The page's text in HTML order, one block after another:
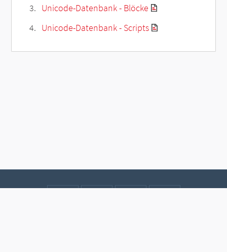
Unicode-Datenbank - Blöcke
Unicode-Datenbank - Scripts